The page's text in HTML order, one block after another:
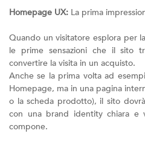
Homepage UX: La prima
Quando un visitatore esplora per
le prime sensazioni che il sito
convertire la visita in un acquisto.
Anche se la prima volta ad
Homepage, ma in una pagina
o la scheda prodotto), il sito
con una brand identity chiara e
compone.